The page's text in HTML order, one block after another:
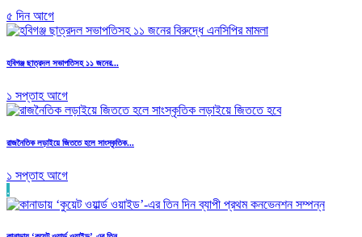
৫ দিন আগে
হবিগঞ্জ ছাত্রদল সভাপতিসহ ১১ জনের...
১ সপ্তাহ আগে
রাজনৈতিক লড়াইয়ে জিততে হলে সাংস্কৃতিক...
১ সপ্তাহ আগে
.